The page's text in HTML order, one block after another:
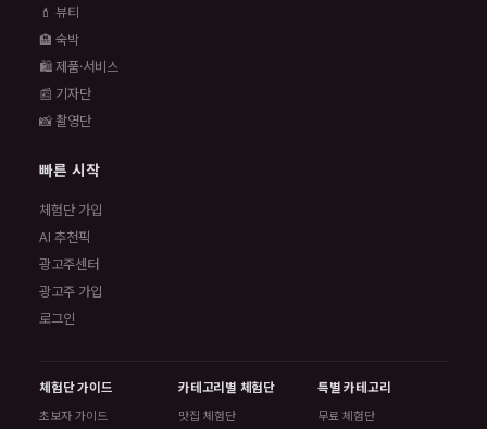
💄 뷰티
🏨 숙박
🛍️ 제품·서비스
📰 기자단
📸 촬영단
빠른 시작
체험단 가입
AI 추천픽
광고주센터
광고주 가입
로그인
체험단 가이드
초보자 가이드
카테고리별 체험단
맛집 체험단
특별 카테고리
무료 체험단